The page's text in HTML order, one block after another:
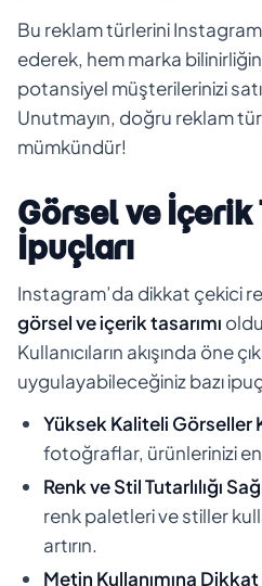
Bu reklam türlerini
ederek, hem marka
potansiyel müşterilerinizi
Unutmayın, doğru reklam
mümkündür!
Görsel ve İçerik
İpuçları
Instagram’da dikkat çekici
görsel ve içerik tasarımı
Kullanıcıların akışında öne
uygulayabileceğiniz bazı
Yüksek Kaliteli Görseller
fotoğraflar, ürünlerinizi en
Renk ve Stil Tutarlılığı
renk paletleri ve stiller
artırın.
Metin Kullanımına